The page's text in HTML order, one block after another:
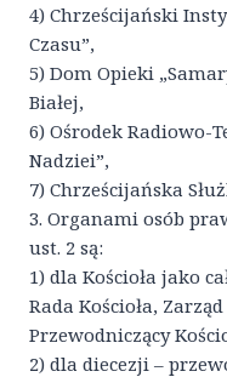
4) Chrześcijański
Czasu”,
5) Dom Opieki
Białej,
6) Ośrodek Radiowo-
Nadziei”,
7) Chrześcijańska
3. Organami osób
ust. 2 są:
1) dla Kościoła jako
Rada Kościoła,
Przewodniczący
2) dla diecezji –